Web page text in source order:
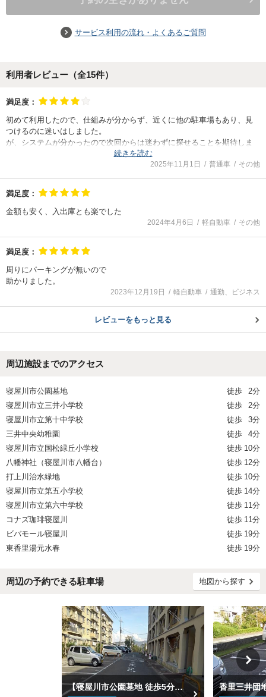
サービス利用の流れ・よくあるご質問
利用者レビュー（全15件）
満足度：
初めて利用したので、仕組みが分からず、近くに他の駐車場もあり、見
つけるのに迷いはしました。
が、システムが分かったので次回からは迷わずに探せることを期待しま
続きを読む
2025年11月1日 普通車 その他
満足度：
金額も安く、入出庫とも楽でした
2024年4月6日 軽自動車 その他
満足度：
周りにパーキングが無いので
助かりました。
2023年12月19日 軽自動車 通勤、ビジネス
レビューをもっと見る
周辺施設までのアクセス
寝屋川市公園墓地 徒歩
2分
寝屋川市立三井小学校
徒歩
2分
寝屋川市立第十中学校
徒歩
3分
三井中央幼稚園
徒歩
4分
寝屋川市立国松緑丘小学校
徒歩 10分
八幡神社（寝屋川市八幡台）
徒歩 12分
打上川治水緑地
徒歩 10分
寝屋川市立第五小学校
徒歩 14分
寝屋川市立第六中学校
徒歩 11分
コナズ珈琲寝屋川
徒歩 11分
ビバモール寝屋川
徒歩 19分
東香里湯元水春
徒歩 19分
周辺の予約できる駐車場 地図から探す
【寝屋川市公園墓地 徒歩5分】香里三井Ｂ団地 A-23棟北側駐車場